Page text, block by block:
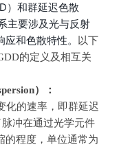
）和群延迟色散
主要涉及光与反射
应和色散特性。
以下
的定义及相互关
）：
化的速率，即群延迟
冲在通过光学元件
的程度，单位通常为